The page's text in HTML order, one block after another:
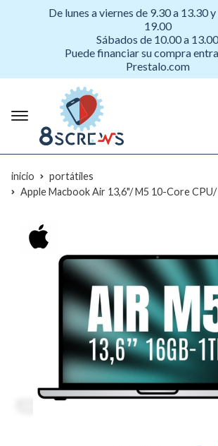
De lunes a viernes de 9.30 a 13.30
19.00
Sábados de 10.00 a 13.00
Puede financiar su compra
Prestalo.com
inicio
portátiles